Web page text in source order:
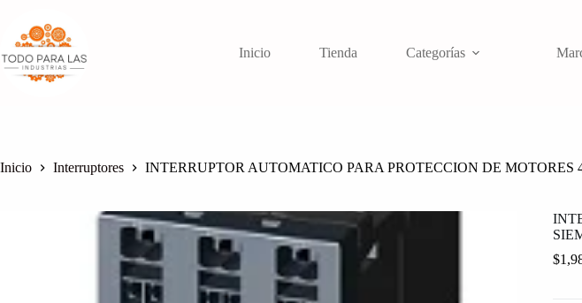
contenido
Inicio
Tienda Categorías
Inicio Interruptores INTERRUPTOR AUTOMATICO PARA PROTECCION DE MOTORES
$